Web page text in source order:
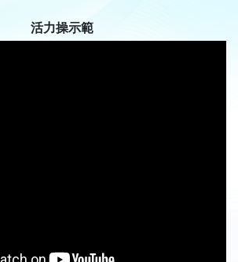
活力操示範